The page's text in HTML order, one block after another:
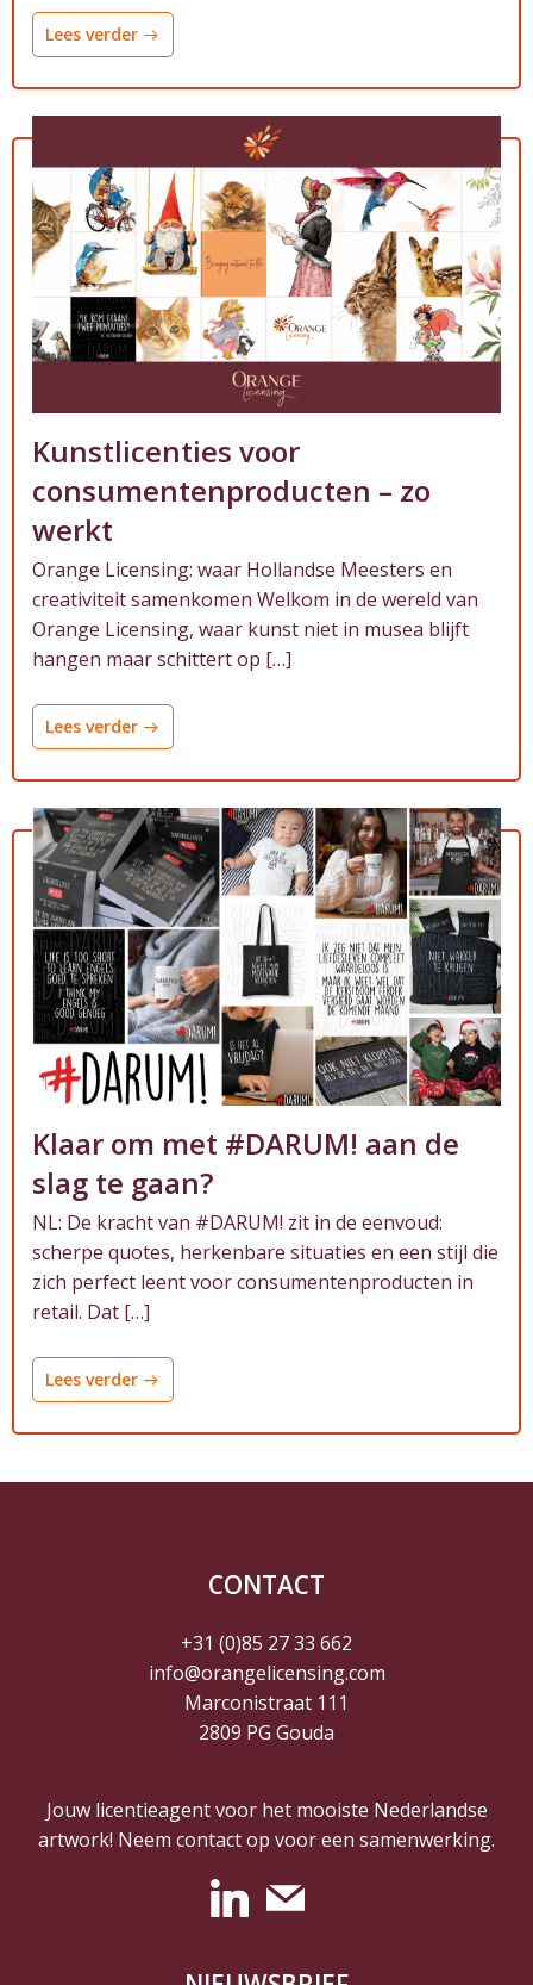
Lees verder
Kunstlicenties voor
consumentenproducten – zo
werkt
Orange Licensing: waar Hollandse Meesters en
creativiteit samenkomen Welkom in de wereld van
Orange Licensing, waar kunst niet in musea blijft
hangen maar schittert op […]
Lees verder
Klaar om met #DARUM! aan de
slag te gaan?
NL: De kracht van #DARUM! zit in de eenvoud:
scherpe quotes, herkenbare situaties en een stijl die
zich perfect leent voor consumentenproducten in
retail. Dat […]
Lees verder
CONTACT
+31 (0)85 27 33 662
info@orangelicensing.com
Marconistraat 111
2809 PG Gouda
Jouw licentieagent voor het mooiste Nederlandse
artwork! Neem contact op voor een samenwerking.